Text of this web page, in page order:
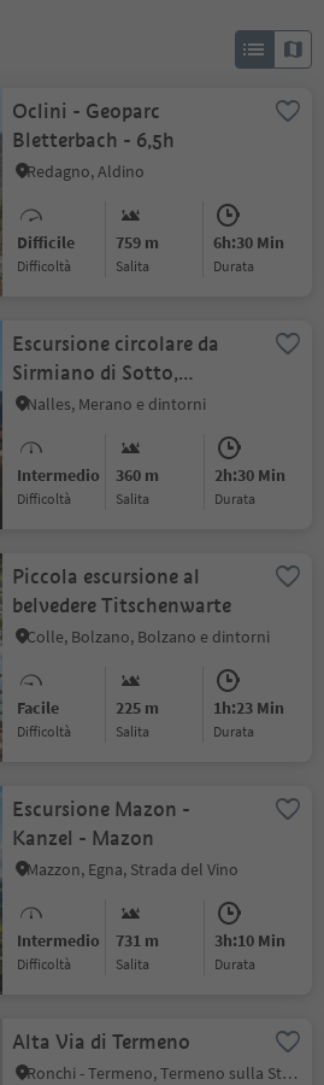
Oclini - Geoparc
Bletterbach - 6,5h
Redagno, Aldino
Difficile
Difficoltà
759 m
Salita
6h:30 Min
durata
Escursione circolare da
Sirmiano di Sotto,
Grissiano, Sirmiano di
Sopra, Sirmiano di Sotto
Nalles, Merano e dintorni
Intermedio
Difficoltà
360 m
Salita
2h:30 Min
durata
Piccola escursione al
belvedere Titschenwarte
Colle, Bolzano, Bolzano e dintorni
Facile
Difficoltà
225 m
Salita
1h:23 Min
durata
Escursione Mazon -
Kanzel - Mazon
Mazzon, Egna, Strada del Vino
Intermedio
Difficoltà
731 m
Salita
3h:10 Min
durata
Alta Via di Termeno
Ronchi - Termeno, Termeno sulla Strada del Vino, Strada del Vino